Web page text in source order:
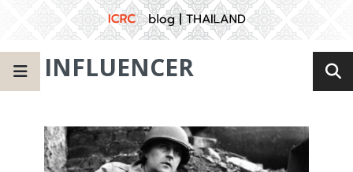
INFLUENCER